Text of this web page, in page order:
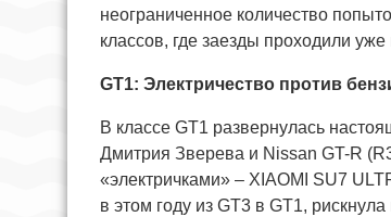
неограниченное количество
классов, где заезды проходили
GT1: Электричество против
В классе GT1 развернулась
Дмитрия Зверева и Nissan GT-R
«электричками» – XIAOMI SU7
в этом году из GT3 в GT1,